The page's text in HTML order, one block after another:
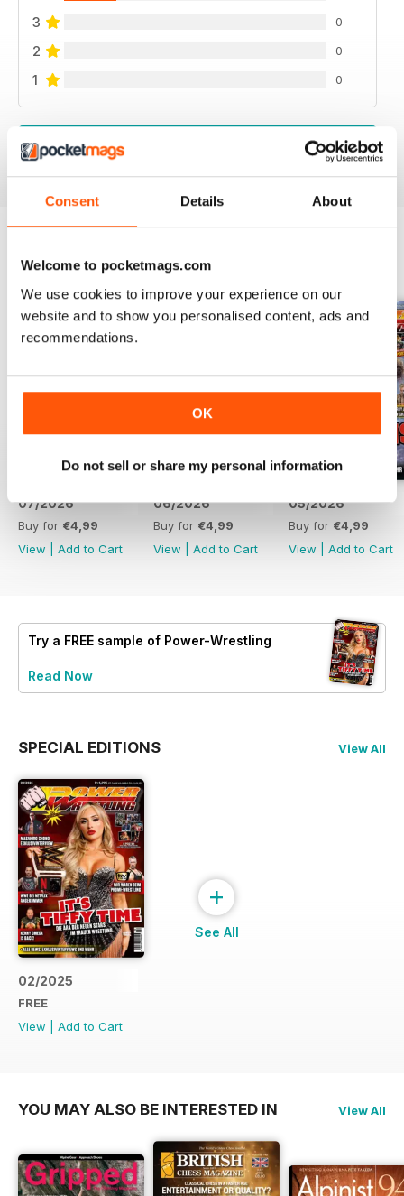
Consent Details About
Welcome to pocketmags.com
We use cookies to improve your experience on our
website and to show you personalised content, ads and
recommendations.
OK
Do not sell or share my personal information
3
0
2 0
1 0
BACK ISSUES
07/2026
Buy for €4,99
View
Add to Cart
06/2026
Buy for €4,99
View
Add to Cart
05/2026
Buy for €4,99
View
Add to Cart
Try a FREE sample of Power-Wrestling
Read Now
SPECIAL EDITIONS View All
02/2025
FREE
View
Add to Cart
+
See All
YOU MAY ALSO BE INTERESTED IN View All